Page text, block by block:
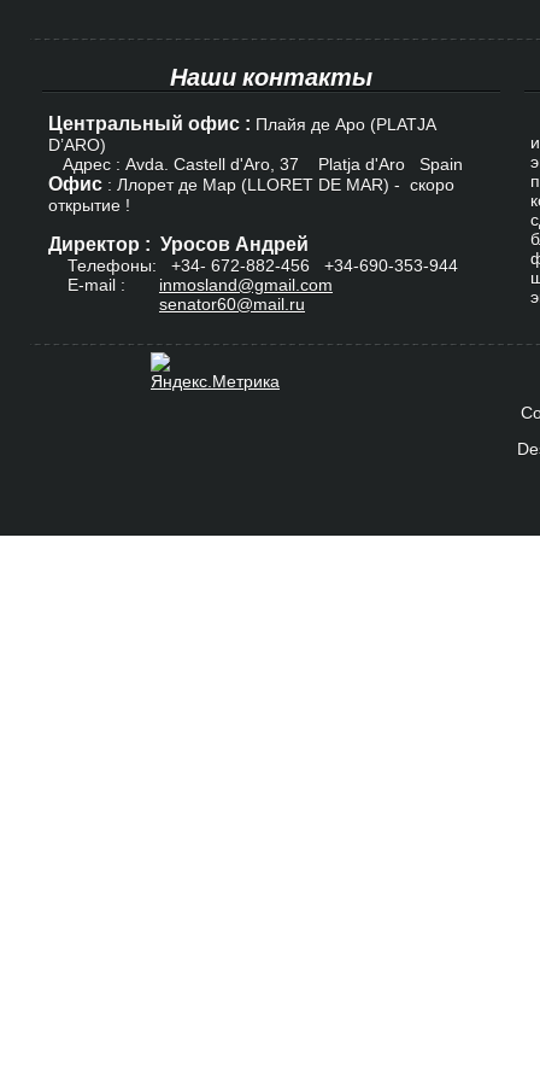
Наши контакты
Центральный офис : Плайя де Аро (PLATJA
D’ARO)
Адрес : Avda. Castell d'Aro, 37 Platja d'Aro Spain
Офис : Ллорет де Мар (LLORET DE MAR) - скоро
открытие !
Директор : Уросов Андрей
Телефоны: +34- 672-882-456
+34-690-353-944
E-mail : inmosland@gmail.com
senator60@mail.ru